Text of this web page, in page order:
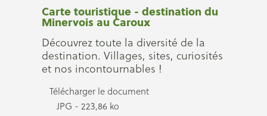
Carte touristique - destination du
Minervois au Caroux
Découvrez toute la diversité de la
destination. Villages, sites, curiosités
et nos incontournables !
Télécharger le document
JPG - 223,86 ko